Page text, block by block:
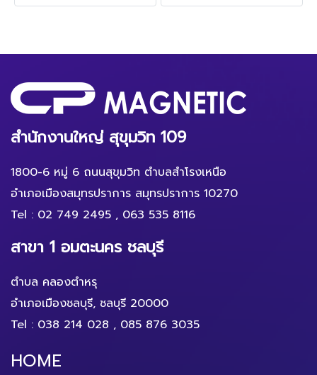
สำนักงานใหญ่ สุขุมวิท 109
1800-6 หมู่ 6 ถนนสุขุมวิท ตำบลสำโรงเหนือ
อำเภอเมืองสมุทรปราการ สมุทรปราการ 10270
Tel : 02 749 2495 , 063 535 8116
สาขา 1 อมตะนคร ชลบุรี
ตำบล คลองตำหรุ
อำเภอเมืองชลบุรี, ชลบุรี 20000
Tel : 038 214 028 , 085 876 3035
HOME